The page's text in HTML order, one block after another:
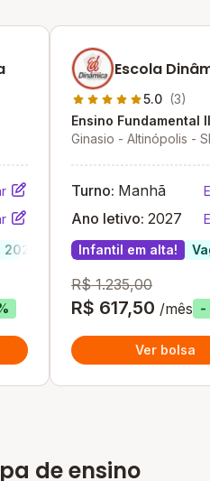
Escola
5.0 (3)
Ensino Fundamental II
Ginasio - Altinópolis -
Turno: Manhã
Ano letivo: 2027
Infantil em alta!
R$ 1.235,00
R$ 617,50 /mês -
Ver bolsa
de ensino